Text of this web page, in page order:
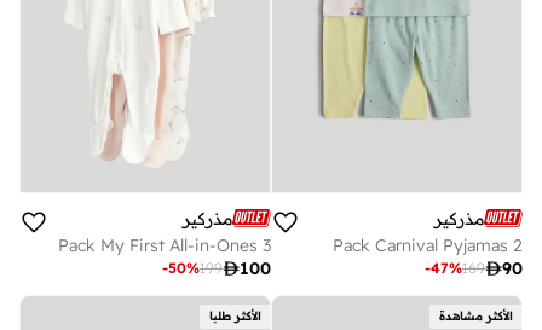
مذركير
2 Pack Carnival Pyjamas
90
169
-47%
مذركير
3 Pack My First All-in-Ones
100
199
-50%
الأكثر مشاهدة الأكثر طلبا